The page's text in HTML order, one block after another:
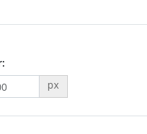
px